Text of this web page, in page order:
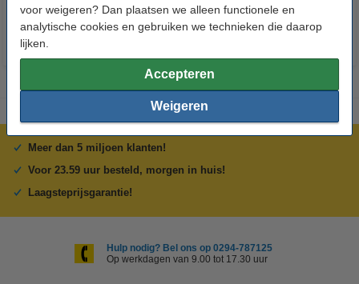
voor weigeren? Dan plaatsen we alleen functionele en
analytische cookies en gebruiken we technieken die daarop
lijken.
Accepteren
Weigeren
BTW
Meer dan 5 miljoen klanten!
Voor 23.59 uur besteld, morgen in huis!
Laagsteprijsgarantie!
Hulp nodig? Bel ons op 0294-787125
Op werkdagen van 9.00 tot 17.30 uur